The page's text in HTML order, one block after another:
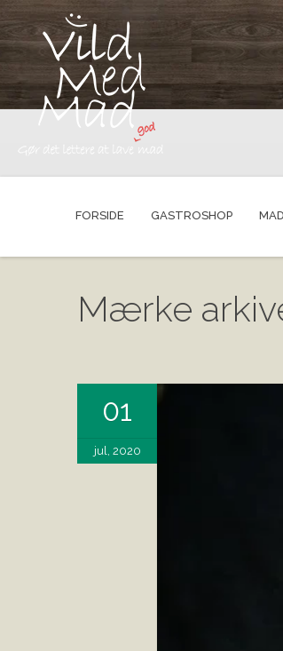
FORSIDE GASTROSHOP
Mærke
01
jul, 2020